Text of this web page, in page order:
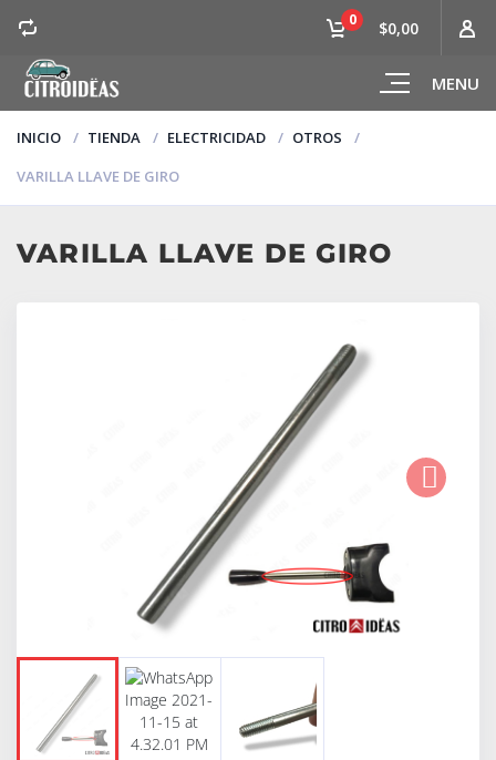
MENU
0 $0,00
INICIO TIENDA ELECTRICIDAD
OTROS
VARILLA LLAVE DE GIRO
VARILLA LLAVE DE GIRO